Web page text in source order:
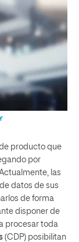
producto que
por
Actualmente, las
datos de sus
de forma
disponer de
procesar toda
(CDP) posibilitan